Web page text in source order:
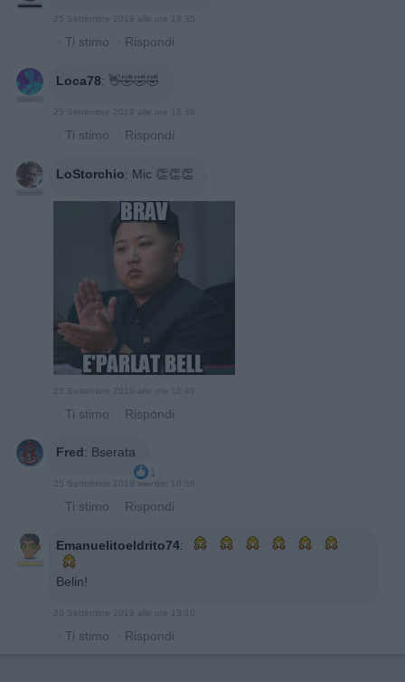
· Ti stimo · Rispondi
Loca78: 👋🤣🤣🤣
· Ti stimo · Rispondi
LoStorchio: Mic 👏👏👏
25 Settembre 2019 alle ore 18:49
· Ti stimo · Rispondi
Fred: Bserata
1
25 Settembre 2019 alle ore 18:56
· Ti stimo · Rispondi
Emanuelitoeldrito74:
Belin!
· Ti stimo · Rispondi